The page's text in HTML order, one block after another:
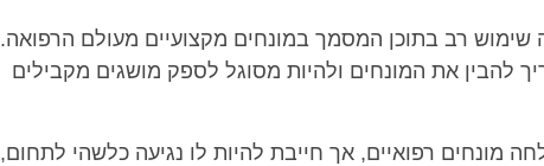
רב בתוכן המסמך במונחים מקצועיים מעולם הרפואה.
להבין את המונחים ולהיות מסוגל לספק מושגים מקבילים
מונחים רפואיים, אך חייבת להיות לו נגיעה כלשהי לתחום,